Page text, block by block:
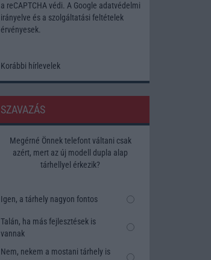
a reCAPTCHA védi. A Google adatvédelmi
irányelve és a szolgáltatási feltételek
érvényesek.
Korábbi hírlevelek
SZAVAZÁS
Megérné Önnek telefont váltani csak
azért, mert az új modell dupla alap
tárhellyel érkezik?
Igen, a tárhely nagyon fontos
Talán, ha más fejlesztések is
vannak
Nem, nekem a mostani tárhely is